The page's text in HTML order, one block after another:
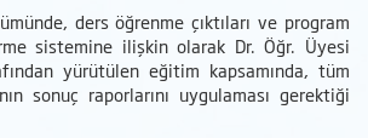
ders öğrenme çıktıları ve program
sistemine ilişkin olarak Dr. Öğr. Üyesi
yürütülen eğitim kapsamında, tüm
sonuç raporlarını uygulaması gerektiği